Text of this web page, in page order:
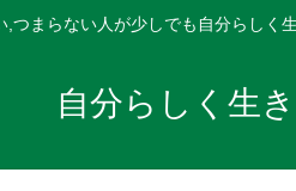
つまらない人が少しでも自分らしく
自分らしく生